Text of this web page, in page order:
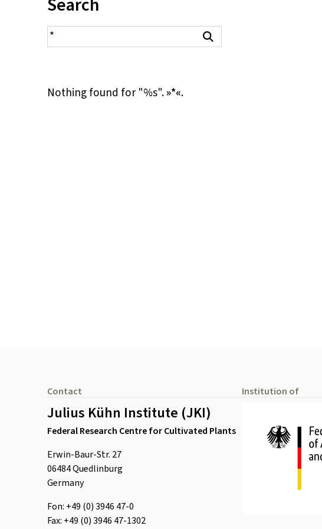
search result
Nothing found for "%s".»*«.
Contact
Julius Kühn Institute (JKI)
Federal Research Centre for Cultivated Plants
Erwin-Baur-Str. 27
06484Quedlinburg
Germany
Fon: +49 (0) 3946 47-0
Fax: +49 (0) 3946 47-1302
Institution of